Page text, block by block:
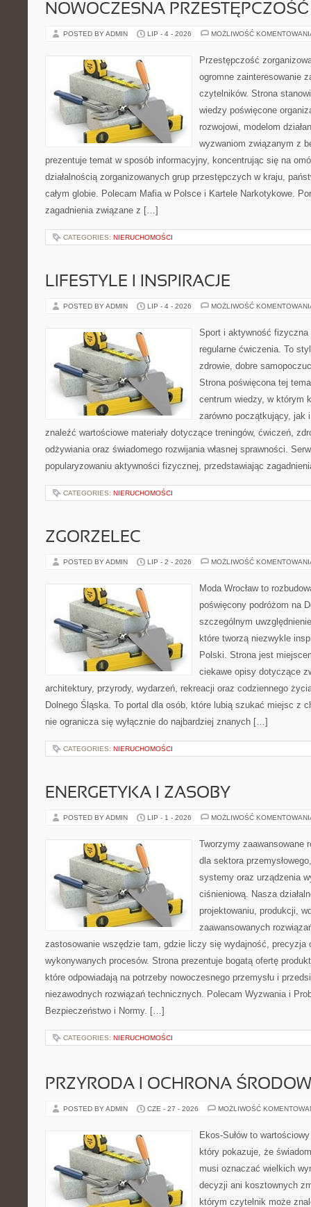
NOWOCZESNA PRZESTĘPCZOŚĆ
POSTED BY ADMIN LIP - 4 - 2026 MOŻLIWOŚĆ
Przestępczość
ogromne zainteresowanie
czytelników. Strona
wiedzy poświęcone
rozwojowi, modelom
wyzwaniom związanym z
prezentuje temat w sposób informacyjny, koncentrując się na
działalnością zorganizowanych grup przestępczych w kraju,
całym globie. Polecam Mafia w Polsce i Kartele Narkotykowe.
zagadnienia związane z […]
CATEGORIES: NIERUCHOMOŚCI
LIFESTYLE I INSPIRACJE
POSTED BY ADMIN LIP - 4 - 2026 MOŻLIWOŚĆ
Sport i aktywność
regularne ćwiczenia. To
zdrowie, dobre
Strona poświęcona tej
centrum wiedzy, w którym
zarówno początkujący, jak
znaleźć wartościowe materiały dotyczące treningów, ćwiczeń,
odżywiania oraz świadomego rozwijania własnej sprawności.
popularyzowaniu aktywności fizycznej, przedstawiając
CATEGORIES: NIERUCHOMOŚCI
ZGORZELEC
POSTED BY ADMIN LIP - 2 - 2026 MOŻLIWOŚĆ
Moda Wrocław to
poświęcony podróżom na
szczególnym
które tworzą niezwykle
Polski. Strona jest
ciekawe opisy dotyczące
architektury, przyrody, wydarzeń, rekreacji oraz codziennego
Dolnego Śląska. To portal dla osób, które lubią szukać miejsc z
nie ogranicza się wyłącznie do najbardziej znanych […]
CATEGORIES: NIERUCHOMOŚCI
ENERGETYKA I ZASOBY
POSTED BY ADMIN LIP - 1 - 2026 MOŻLIWOŚĆ
Tworzymy zaawansowane
dla sektora
systemy oraz urządzenia
ciśnieniową. Nasza
projektowaniu, produkcji,
zaawansowanych
zastosowanie wszędzie tam, gdzie liczy się wydajność, precyzja
wykonywanych procesów. Strona prezentuje bogatą ofertę
które odpowiadają na potrzeby nowoczesnego przemysłu i
niezawodnych rozwiązań technicznych. Polecam Wyzwania i
Bezpieczeństwo i Normy. […]
CATEGORIES: NIERUCHOMOŚCI
PRZYRODA I OCHRONA
POSTED BY ADMIN CZE - 27 - 2026 MOŻLIWOŚĆ
Ekos-Sułów to
który pokazuje, że
musi oznaczać wielkich
decyzji ani kosztownych
którym czytelnik może